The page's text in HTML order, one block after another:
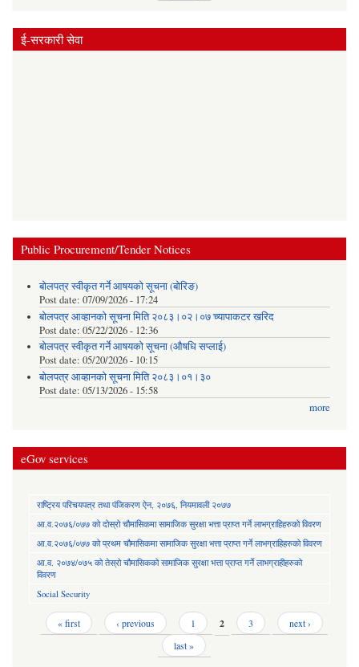
ई-सरकारी सेवा
Public Procurement/Tender Notices
बोलपत्र स्वीकृत गर्ने आषयको सूचना (बोरिङ)
Post date: 07/09/2026 - 17:24
बोलपत्र आव्हानको सूचना मिति २०८३।०२।०७ च्यापाकटर खरिद
Post date: 05/22/2026 - 12:36
बोलपत्र स्वीकृत गर्ने आषयको सूचना (औषधि सप्लाई)
Post date: 05/20/2026 - 10:15
बोलपत्र आव्हानको सूचना मिति २०८३।०१।३०
Post date: 05/13/2026 - 15:58
more
eGov services
राष्ट्रिय परिचयपत्र तथा पंजिकरण ऐन, २०७६, नियमावली २०७७
आ.व.२०७६/०७७ को दोस्रो चौमासिकमा सामाजिक सुरक्षा भत्ता प्राप्त गर्ने लाभग्राहिहरुको विवरण
आ.व.२०७६/०७७ को प्रथम चौमासिकमा सामाजिक सुरक्षा भत्ता प्राप्त गर्ने लाभग्राहिहरुको विवरण
आ.व. २०७४/०७५ को तेस्रो चौमासिकको सामाजिक सुरक्षा भत्ता प्राप्त गर्ने लाभग्राहीहरुको
विवरण
Social Security
Pages« first ‹ previous 1 2 3
next ›
last »